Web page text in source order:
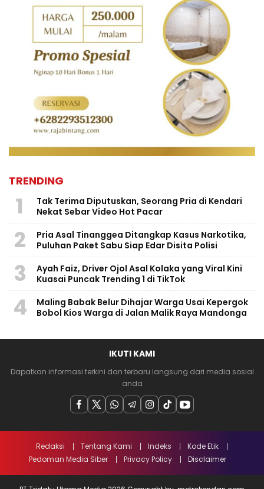
TRENDING
1
Tak Terima Diputuskan, Seorang Pria di Kendari
Nekat Sebar Video Hot Pacar
2
Pria Asal Tinanggea Ditangkap Kasus Narkotika,
Puluhan Paket Sabu Siap Edar Disita Polisi
3
Ayah Faiz, Driver Ojol Asal Kolaka yang Viral Kini
Kuasai Puncak Trending 1 di TikTok
4
Maling Babak Belur Dihajar Warga Usai Kepergok
Bobol Kios Warga di Jalan Malik Raya Mandonga
IKUTI KAMI
Dapatkan informasi terkini dan terbaru langsung dari media sosial
anda
Redaksi Tentang Kami Indeks
Kode Etik
Pedoman Media Siber
Privacy Policy Disclaimer